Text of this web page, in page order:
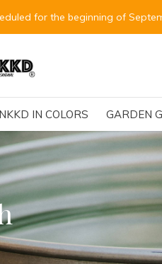
IN COLORS GARDEN